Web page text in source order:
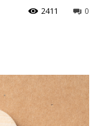
0
2411